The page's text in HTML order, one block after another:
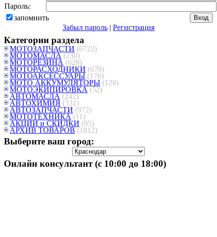
Пароль:
запомнить
Забыл пароль | Регистрация
Категории раздела
МОТОЗАПЧАСТИ (6722)
МОТОМАСЛА (230)
МОТОРЕЗИНА (628)
МОТОРАСХОДНИКИ (679)
МОТОАКСЕССУАРЫ (176)
МОТО АККУМУЛЯТОРЫ (128)
МОТОЭКИПИРОВКА (52)
АВТОМАСЛА (242)
АВТОХИМИЯ (331)
АВТОЗАПЧАСТИ (972)
МОТОТЕХНИКА (11)
АКЦИИ и СКИДКИ (95)
АРХИВ ТОВАРОВ (1812)
Выберите ваш город:
Онлайн консультант (с 10:00 до 18:00)